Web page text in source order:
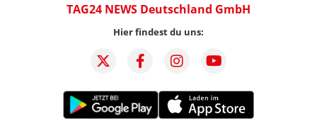
TAG24 NEWS Deutschland GmbH
Hier findest du uns: